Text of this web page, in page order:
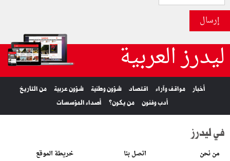
إرسال
ليدرز العربية
أخبار مواقف وآراء اقتصاد شؤون وطنية شؤون عربية
من التاريخ
أدب وفنون
من يكون؟ أصداء المؤسسات
في ليدرز
من نحن اتصل بنا خريطة الموقع